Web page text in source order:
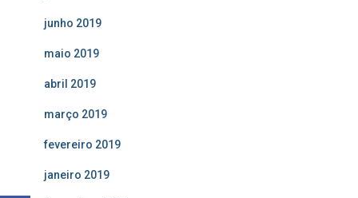
junho 2019
maio 2019
abril 2019
março 2019
fevereiro 2019
janeiro 2019